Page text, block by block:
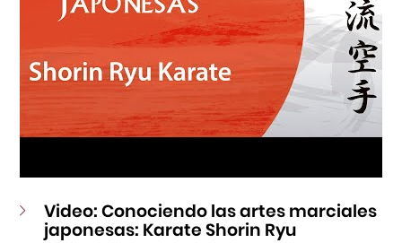
Video: Conociendo las artes marciales
japonesas: Karate Shorin Ryu